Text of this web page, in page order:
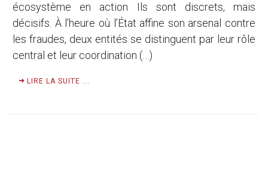
écosystème en action Ils sont discrets, mais
décisifs. À l’heure où l’État affine son arsenal contre
les fraudes, deux entités se distinguent par leur rôle
central et leur coordination (…)
LIRE LA SUITE ...